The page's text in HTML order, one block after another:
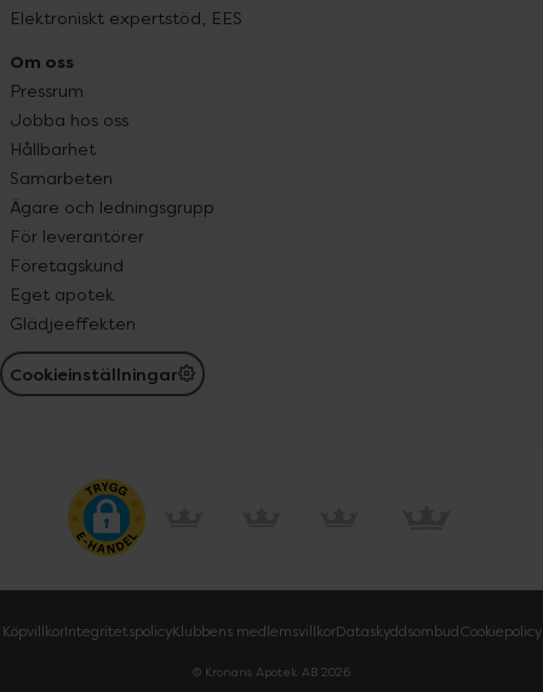
Elektroniskt expertstöd, EES
Om oss
Pressrum
Jobba hos oss
Hållbarhet
Samarbeten
Ägare och ledningsgrupp
För leverantörer
Företagskund
Eget apotek
Glädjeeffekten
Cookieinställningar
KöpvillkorIntegritetspolicyKlubbens medlemsvillkorDataskyddsombudCookiepolicy
© Kronans Apotek AB 2026